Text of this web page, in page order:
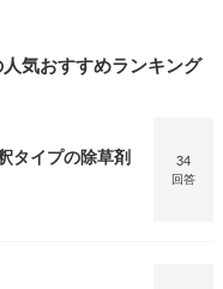
人気おすすめランキング
タイプの除草剤
34
回答